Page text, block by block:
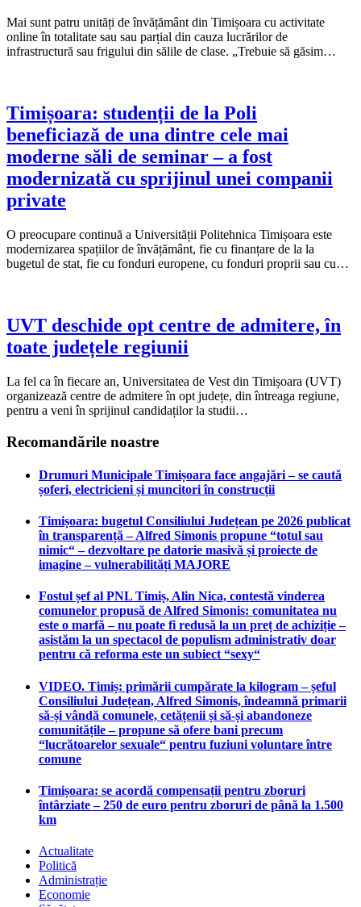
Mai sunt patru unități de învățământ din Timișoara cu activitate
online în totalitate sau sau parțial din cauza lucrărilor de
infrastructură sau frigului din sălile de clase. „Trebuie să găsim…
Timișoara: studenții de la Poli
beneficiază de una dintre cele mai
moderne săli de seminar – a fost
modernizată cu sprijinul unei companii
private
O preocupare continuă a Universității Politehnica Timișoara este
modernizarea spațiilor de învățământ, fie cu finanțare de la la
bugetul de stat, fie cu fonduri europene, cu fonduri proprii sau cu…
UVT deschide opt centre de admitere, în
toate județele regiunii
La fel ca în fiecare an, Universitatea de Vest din Timișoara (UVT)
organizează centre de admitere în opt județe, din întreaga regiune,
pentru a veni în sprijinul candidaților la studii…
Recomandările noastre
Drumuri Municipale Timișoara face angajări – se caută
șoferi, electricieni și muncitori în construcții
Timișoara: bugetul Consiliului Județean pe 2026 publicat
în transparență – Alfred Simonis propune “totul sau
nimic“ – dezvoltare pe datorie masivă și proiecte de
imagine – vulnerabilități MAJORE
Fostul șef al PNL Timiș, Alin Nica, contestă vinderea
comunelor propusă de Alfred Simonis: comunitatea nu
este o marfă – nu poate fi redusă la un preț de achiziție –
asistăm la un spectacol de populism administrativ doar
pentru că reforma este un subiect “sexy“
VIDEO. Timiș: primării cumpărate la kilogram – șeful
Consiliului Județean, Alfred Simonis, îndeamnă primarii
să-și vândă comunele, cetățenii și să-și abandoneze
comunitățile – propune să ofere bani precum
“lucrătoarelor sexuale“ pentru fuziuni voluntare între
comune
Timișoara: se acordă compensații pentru zboruri
întârziate – 250 de euro pentru zboruri de până la 1.500
km
Actualitate
Politică
Administrație
Economie